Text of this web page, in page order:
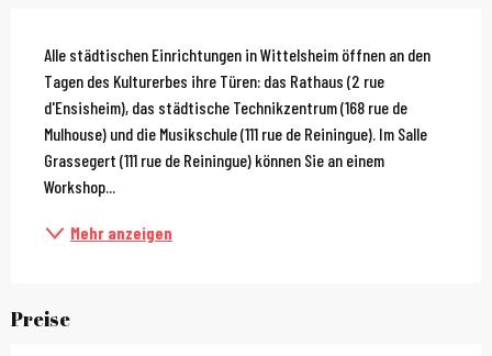
Beschreibung
Alle städtischen Einrichtungen in Wittelsheim öffnen an den
Tagen des Kulturerbes ihre Türen: das Rathaus (2 rue
d'Ensisheim), das städtische Technikzentrum (168 rue de
Mulhouse) und die Musikschule (111 rue de Reiningue). Im Salle
Grassegert (111 rue de Reiningue) können Sie an einem
Workshop...
Mehr anzeigen
Preise